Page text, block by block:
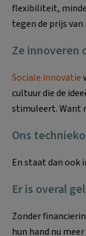
flexibiliteit,
tegen de prijs
Ze innoveren
Sociale innovatie
cultuur die de
stimuleert. Want
Ons
En staat dan ook
Er is overal
Zonder
hun hand nu